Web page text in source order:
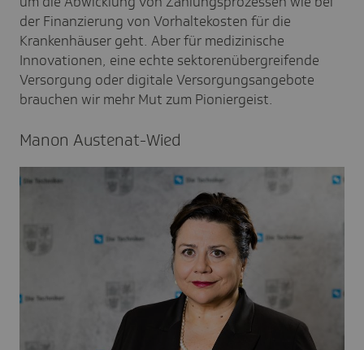
der Finanzierung von Vorhaltekosten für die
Krankenhäuser geht. Aber für medizinische
Innovationen, eine echte sektorenübergreifende
Versorgung oder digitale Versorgungsangebote
brauchen wir mehr Mut zum Pioniergeist.
Manon Auste­nat-Wied